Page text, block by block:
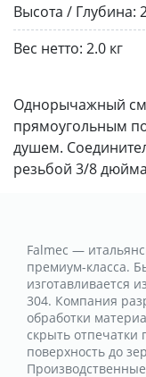
Высота / Глубина:
Вес нетто: 2.0 кг
Однорычажный
прямоугольным
душем.
резьбой 3/8
Falmec —
премиум-класса.
изготавливается
304. Компания
обработки
скрыть
поверхность до